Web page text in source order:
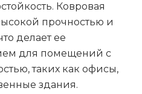
. Ковровая
прочностью и
делает ее
для помещений с
таких как офисы,
здания.